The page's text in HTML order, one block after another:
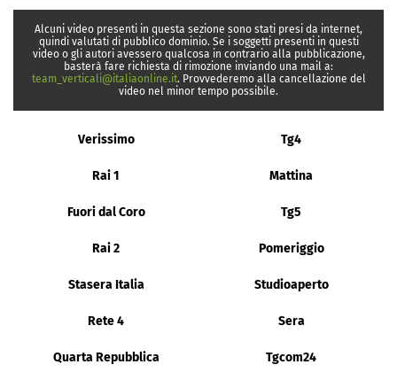
Alcuni video presenti in questa sezione sono stati presi da internet,
quindi valutati di pubblico dominio. Se i soggetti presenti in questi
video o gli autori avessero qualcosa in contrario alla pubblicazione,
basterà fare richiesta di rimozione inviando una mail a:
team_verticali@italiaonline.it. Provvederemo alla cancellazione del
video nel minor tempo possibile.
Verissimo Tg4
Rai 1 Mattina
Fuori dal Coro Tg5
Rai 2 Pomeriggio
Stasera Italia Studioaperto
Rete 4 Sera
Quarta Repubblica Tgcom24